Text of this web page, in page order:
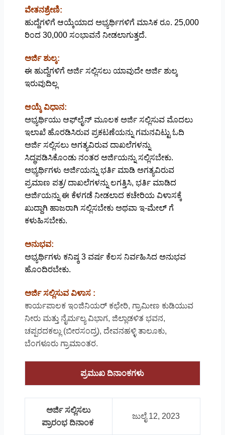
ವೇತನಶ್ರೇಣಿ:
ಹುದ್ದೆಗಳಿಗೆ ಆಯ್ಕೆಯಾದ ಅಭ್ಯರ್ಥಿಗಳಿಗೆ ಮಾಸಿಕ ರೂ. 25,000
ರಿಂದ 30,000 ಸಂಭಾವನೆ ನೀಡಲಾಗುತ್ತದೆ.
ಅರ್ಜಿ ಶುಲ್ಕ:
ಈ ಹುದ್ದೆಗಳಿಗೆ ಅರ್ಜಿ ಸಲ್ಲಿಸಲು ಯಾವುದೇ ಅರ್ಜಿ ಶುಲ್ಕ
ಇರುವುದಿಲ್ಲ
ಆಯ್ಕೆ ವಿಧಾನ:
ಅಭ್ಯರ್ಥಿಯು ಆಫ್‌ಲೈನ್‌ ಮೂಲಕ ಅರ್ಜಿ ಸಲ್ಲಿಸುವ ಮೊದಲು
ಇಲಾಖೆ ಹೊರಡಿಸಿರುವ ಪ್ರಕಟಣೆಯನ್ನು ಗಮನವಿಟ್ಟು ಓದಿ
ಅರ್ಜಿ ಸಲ್ಲಿಸಲು ಅಗತ್ಯವಿರುವ ದಾಖಲೆಗಳನ್ನು
ಸಿದ್ಧಪಡಿಸಿಕೊಂಡು ನಂತರ ಅರ್ಜಿಯನ್ನು ಸಲ್ಲಿಸಬೇಕು.
ಅಭ್ಯರ್ಥಿಗಳು ಅರ್ಜಿಯನ್ನು ಭರ್ತಿ ಮಾಡಿ ಅಗತ್ಯವಿರುವ
ಪ್ರಮಾಣ ಪತ್ರ/ ದಾಖಲೆಗಳನ್ನು ಲಗತ್ತಿಸಿ, ಭರ್ತಿ ಮಾಡಿದ
ಅರ್ಜಿಯನ್ನು ಈ ಕೆಳಗಡೆ ನೀಡಲಾದ ಕಚೇರಿಯ ವಿಳಾಸಕ್ಕೆ
ಖುದ್ದಾಗಿ ಹಾಜರಾಗಿ ಸಲ್ಲಿಸಬೇಕು ಅಥವಾ ಇ-ಮೇಲ್ ಗೆ
ಕಳುಹಿಸಬೇಕು.
ಅನುಭವ:
ಅಭ್ಯರ್ಥಿಗಳು ಕನಿಷ್ಠ 3 ವರ್ಷ ಕೆಲಸ ನಿರ್ವಹಿಸಿದ ಅನುಭವ
ಹೊಂದಿರಬೇಕು.
ಅರ್ಜಿ ಸಲ್ಲಿಸುವ ವಿಳಾಸ :
ಕಾರ್ಯಪಾಲಕ ಇಂಜಿನಿಯರ್ ಕಛೇರಿ, ಗ್ರಾಮೀಣ ಕುಡಿಯುವ
ನೀರು ಮತ್ತು ನೈರ್ಮಲ್ಯ ವಿಭಾಗ, ಜಿಲ್ಲಾಡಳಿತ ಭವನ,
ಚಪ್ಪರದಕಲ್ಲು (ಬೀರಸಂದ್ರ), ದೇವನಹಳ್ಳಿ ತಾಲೂಕು,
ಬೆಂಗಳೂರು ಗ್ರಾಮಾಂತರ.
ಪ್ರಮುಖ ದಿನಾಂಕಗಳು
ಅರ್ಜಿ ಸಲ್ಲಿಸಲು
ಪ್ರಾರಂಭ ದಿನಾಂಕ
ಜುಲೈ 12, 2023